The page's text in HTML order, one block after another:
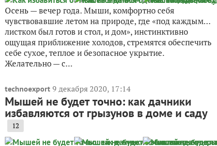
Осень — вечер года. Мыши, комфортно себя
чувствовавшие летом на природе, где «под каждым…
листком был готов и стол, и дом», инстинктивно
ощущая приближение холодов, стремятся обеспечить
себе сухое, теплое и безопасное укрытие.
Желательно — с...
technoexport 9 декабря 2020, 17:14
Мышей не будет точно: как дачники
избавляются от грызунов в доме и саду
12